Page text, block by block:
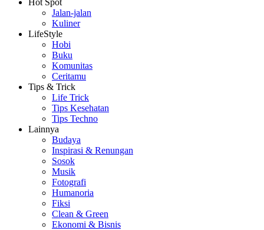
Hot Spot
Jalan-jalan
Kuliner
LifeStyle
Hobi
Buku
Komunitas
Ceritamu
Tips & Trick
Life Trick
Tips Kesehatan
Tips Techno
Lainnya
Budaya
Inspirasi & Renungan
Sosok
Musik
Fotografi
Humanoria
Fiksi
Clean & Green
Ekonomi & Bisnis